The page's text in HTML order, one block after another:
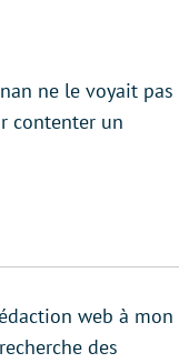
ne le voyait pas
contenter un
web à mon
des